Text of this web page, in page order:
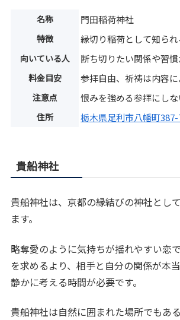
名称 門田稲荷神社
特徴 縁切り稲荷として知られ
向いている人 断ち切りたい関係や習
料金目安 参拝自由、祈祷は内容
注意点 恨みを強める参拝にしな
住所 栃木県足利市八幡町
貴船神社
貴船神社は、京都の縁結びの神社とし
ます。
略奪愛のように気持ちが揺れやすい恋
を求めるより、相手と自分の関係が本
静かに考える時間が必要です。
貴船神社は自然に囲まれた場所でもあ